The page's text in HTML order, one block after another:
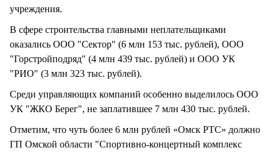
учреждения.
В сфере строительства главными неплательщиками
оказались ООО "Сектор" (6 млн 153 тыс. рублей), ООО
"Горстройподряд" (4 млн 439 тыс. рублей) и ООО УК
"РИО" (3 млн 323 тыс. рублей).
Среди управляющих компаний особенно выделилось ООО
УК "ЖКО Берег", не заплатившее 7 млн 430 тыс. рублей.
Отметим, что чуть более 6 млн рублей «Омск РТС» должно
ГП Омской области "Спортивно-концертный комплекс